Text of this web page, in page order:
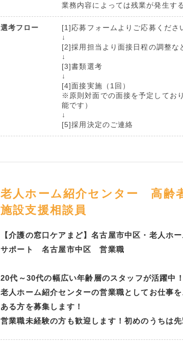
業務内容によっては残業が発生す
選考フロー
[1]応募フォームよりご応募くださ
↓
[2]採用担当より面接日程の調整な
↓
[3]書類選考
↓
[4]面接実施（1回）
※原則対面での面接を予定してお
能です）
↓
[5]採用決定のご連絡
老人ホーム紹介センター 高齢
施設支援相談員
【介護の窓口ケアまど】名古屋市中区・老人ホ
サポート 名古屋市中区 営業職
20代～30代の幅広い年齢層のスタッフが活躍中！
老人ホーム紹介センターの営業職としてお仕事
ある方を募集します！
営業職未経験の方も歓迎します！初めのうちは